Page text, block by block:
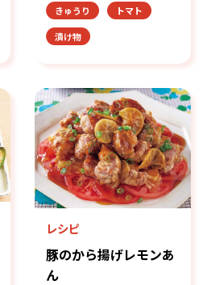
きゅうり
トマト
漬け物
レシピ
豚のから揚げレモンあ
ん